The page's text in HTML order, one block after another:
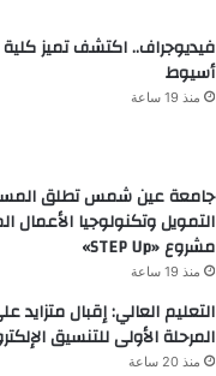
فيديوجراف.. اكتشف تميز
أسيوط
منذ 19 ساعة
جامعة عين شمس تطلق
التمويل وتكنولوجيا الأعمال
مشروع «STEP Up»
منذ 19 ساعة
التعليم العالي: إقبال
المرحلة الأولى للتنسيق
منذ 20 ساعة